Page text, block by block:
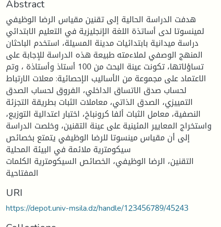
Abstract
هدفت الدراسة الحالية إلى تقنين مقياس الرضا الوظيفي
لمينسوتا لدى أساتذة اللغة الإنجليزية في التعليم الابتدائي
دراسة ميدانية بابتدائيات مدينة المسيلة، استخدم الباحثان
المنهج الوصفي لملاءمته طبيعة هذه الدراسة للإجابة على
تساؤلاتها، تكونت عينة البحث من 100 أستاذ وأستاذة ، وتم
الاعتماد على مجموعة من الأساليب الإحصائية: معلات الارتباط
لحساب صدق الاتساق الداخلي، الفروق لحساب الصدق
التمييزي، الصدق الذاتي، معاملات الثبات بطريقة التجزئة
النصفية، معامل الثبات ألفا كرونباخ، اختبار اعتدالية التوزيع،
واستخراج المعايير المئينية على عينة التقنين، وخلصت الدراسة
إلى أن مقياس مينسوتا للرضا الوظيفي يتمتع بخصائص
سيكومترية ملائمة في البيئة المحلية
التقنين، الرضا الوظيفي، الخصائص السيكومترية الكلمات
المفتاحية
URI
https://depot.univ-msila.dz/handle/123456789/45243